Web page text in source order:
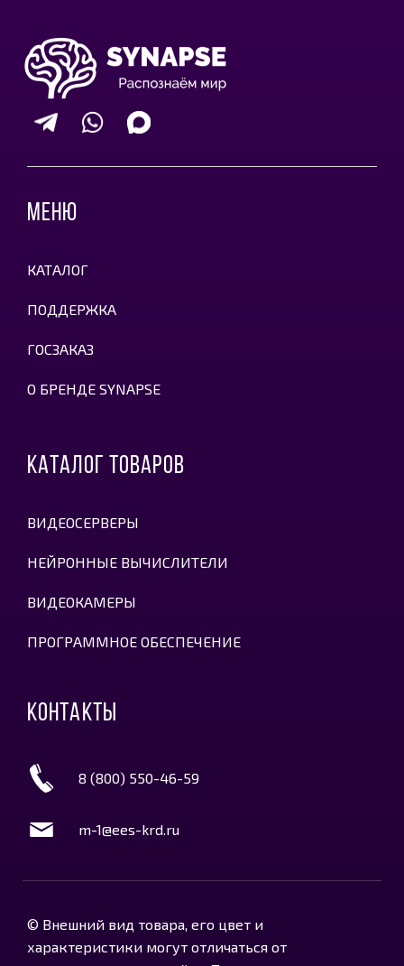
МЕНЮ
КАТАЛОГ
ПОДДЕРЖКА
ГОСЗАКАЗ
О БРЕНДЕ SYNAPSE
КАТАЛОГ ТОВАРОВ
ВИДЕОСЕРВЕРЫ
НЕЙРОННЫЕ ВЫЧИСЛИТЕЛИ
ВИДЕОКАМЕРЫ
ПРОГРАММНОЕ ОБЕСПЕЧЕНИЕ
КОНТАКТЫ
8 (800) 550-46-59
m-1@ees-krd.ru
© Внешний вид товара, его цвет и
характеристики могут отличаться от